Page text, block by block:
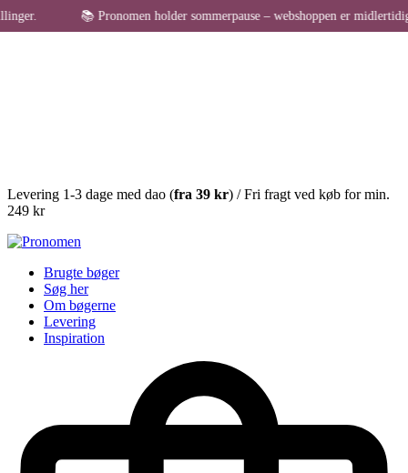
Levering 1-3 dage med dao (fra 39 kr) / Fri fragt ved køb for min.
249 kr
Brugte bøger
Søg her
Om bøgerne
Levering
Inspiration
📚 Pronomen holder sommerpause – webshoppen er midlertidigt